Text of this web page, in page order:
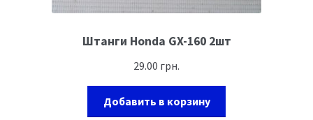
Штанги Honda GX-160 2шт
29.00 грн.
Добавить в корзину